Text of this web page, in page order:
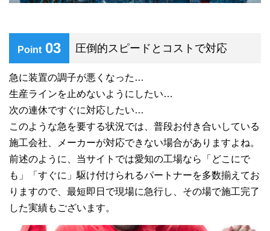
Point 03 圧倒的スピードとコストで対応
急に装置の調子が悪くなった…
生産ラインを止めないようにしたい…
次の連休ですぐに対応したい…
このような急を要する状況では、普段お付き合いしている
施工会社、メーカーが対応できない場合がありますよね。
前述のように、当サイトでは愛知の工場なら「どこにで
も」「すぐに」駆け付けられるパートナーを多数揃えてお
りますので、最短即日で現場に急行し、その場で施工完了
した実績もございます。